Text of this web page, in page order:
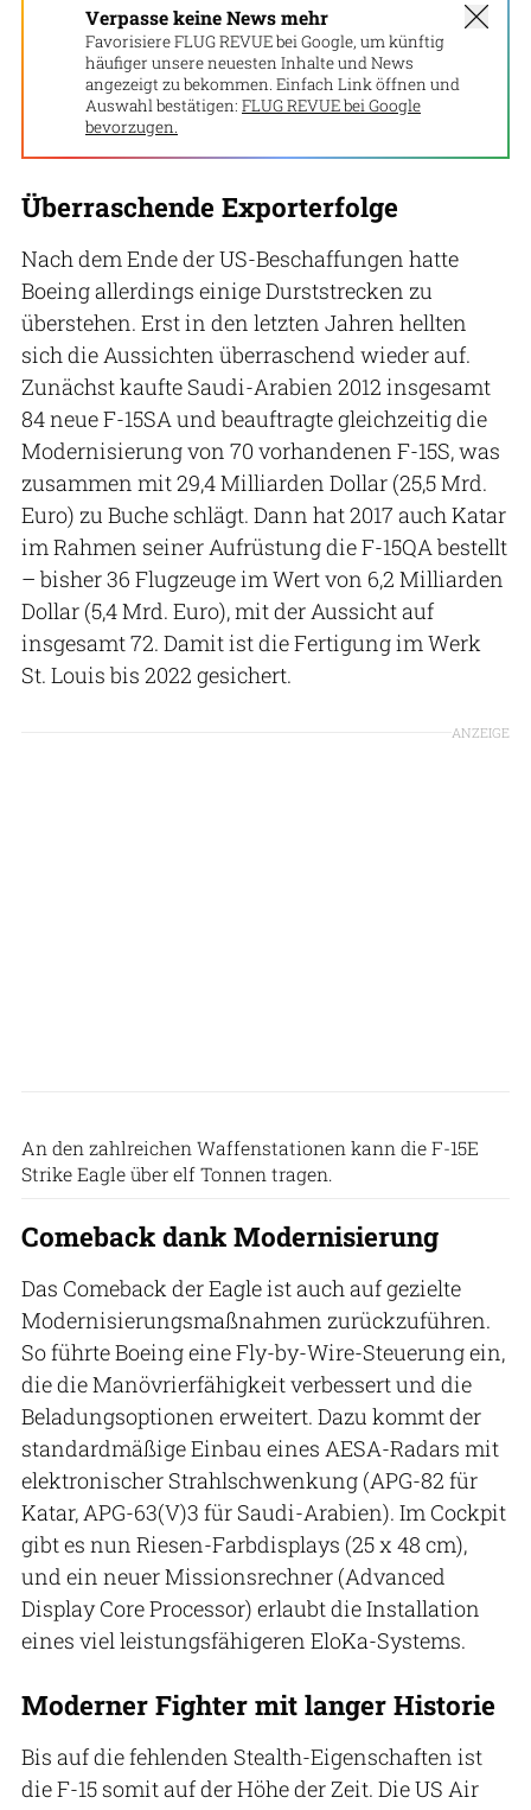
Verpasse keine News mehr
Favorisiere FLUG REVUE bei Google, um künftig
häufiger unsere neuesten Inhalte und News
angezeigt zu bekommen. Einfach Link öffnen und
Auswahl bestätigen: FLUG REVUE bei Google
bevorzugen.
Überraschende Exporterfolge
Nach dem Ende der US-Beschaffungen hatte
Boeing allerdings einige Durststrecken zu
überstehen. Erst in den letzten Jahren hellten
sich die Aussichten überraschend wieder auf.
Zunächst kaufte Saudi-Arabien 2012 insgesamt
84 neue F-15SA und beauftragte gleichzeitig die
Modernisierung von 70 vorhandenen F-15S, was
zusammen mit 29,4 Milliarden Dollar (25,5 Mrd.
Euro) zu Buche schlägt. Dann hat 2017 auch Katar
im Rahmen seiner Aufrüstung die F-15QA bestellt
– bisher 36 Flugzeuge im Wert von 6,2 Milliarden
Dollar (5,4 Mrd. Euro), mit der Aussicht auf
insgesamt 72. Damit ist die Fertigung im Werk
St. Louis bis 2022 gesichert.
ANZEIGE
An den zahlreichen Waffenstationen kann die F-15E
Strike Eagle über elf Tonnen tragen.
Comeback dank Modernisierung
Das Comeback der Eagle ist auch auf gezielte
Modernisierungsmaßnahmen zurückzuführen.
So führte Boeing eine Fly-by-Wire-Steuerung ein,
die die Manövrierfähigkeit verbessert und die
Beladungsoptionen erweitert. Dazu kommt der
standardmäßige Einbau eines AESA-Radars mit
elektronischer Strahlschwenkung (APG-82 für
Katar, APG-63(V)3 für Saudi-Arabien). Im Cockpit
gibt es nun Riesen-Farbdisplays (25 x 48 cm),
und ein neuer Missionsrechner (Advanced
Display Core Processor) erlaubt die Installation
eines viel leistungsfähigeren EloKa-Systems.
Moderner Fighter mit langer Historie
Bis auf die fehlenden Stealth-Eigenschaften ist
die F-15 somit auf der Höhe der Zeit. Die US Air